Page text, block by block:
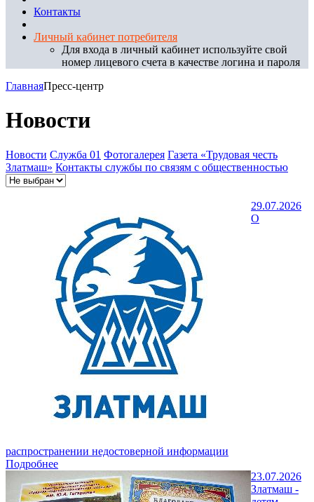
Контакты
Личный кабинет потребителя
Для входа в личный кабинет используйте свой
номер лицевого счета в качестве логина и пароля
ГлавнаяПресс-центр
Новости
Новости Служба 01 Фотогалерея Газета «Трудовая честь
Златмаш» Контакты службы по связям с общественностью
29.07.2026
О
распространении недостоверной информации
Подробнее
23.07.2026
Златмаш -